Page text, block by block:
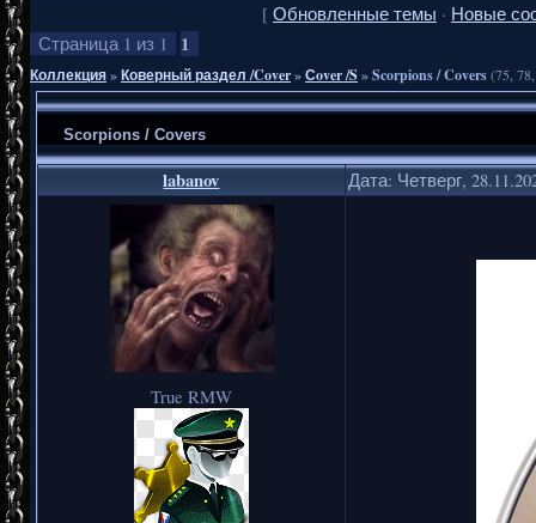
[ Обновленные темы · Новые
Страница 1 из 1 1
Коллекция»Коверный раздел /Cover»Сover /S »Scorpions / Covers(75,
Scorpions / Covers
labanov Дата: Четверг,
True RMW